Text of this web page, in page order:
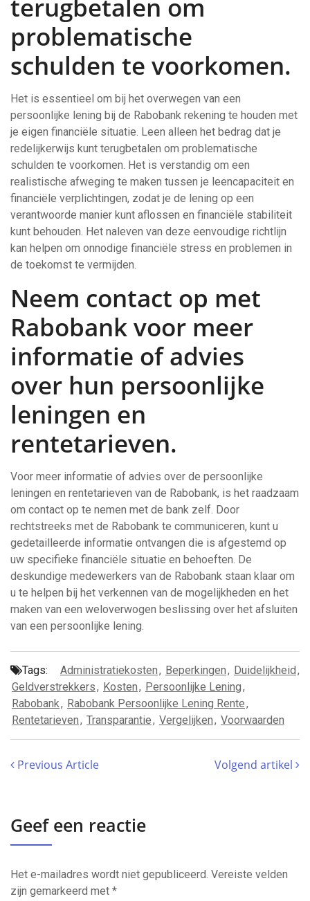
terugbetalen om
problematische
schulden te voorkomen.
Het is essentieel om bij het overwegen van een
persoonlijke lening bij de Rabobank rekening te houden met
je eigen financiële situatie. Leen alleen het bedrag dat je
redelijkerwijs kunt terugbetalen om problematische
schulden te voorkomen. Het is verstandig om een
realistische afweging te maken tussen je leencapaciteit en
financiële verplichtingen, zodat je de lening op een
verantwoorde manier kunt aflossen en financiële stabiliteit
kunt behouden. Het naleven van deze eenvoudige richtlijn
kan helpen om onnodige financiële stress en problemen in
de toekomst te vermijden.
Neem contact op met
Rabobank voor meer
informatie of advies
over hun persoonlijke
leningen en
rentetarieven.
Voor meer informatie of advies over de persoonlijke
leningen en rentetarieven van de Rabobank, is het raadzaam
om contact op te nemen met de bank zelf. Door
rechtstreeks met de Rabobank te communiceren, kunt u
gedetailleerde informatie ontvangen die is afgestemd op
uw specifieke financiële situatie en behoeften. De
deskundige medewerkers van de Rabobank staan klaar om
u te helpen bij het verkennen van de mogelijkheden en het
maken van een weloverwogen beslissing over het afsluiten
van een persoonlijke lening.
Tags: Administratiekosten, Beperkingen, Duidelijkheid,
Geldverstrekkers, Kosten, Persoonlijke Lening,
Rabobank, Rabobank Persoonlijke Lening Rente,
Rentetarieven, Transparantie, Vergelijken, Voorwaarden
Previous Article Volgend artikel
Geef een reactie
Het e-mailadres wordt niet gepubliceerd. Vereiste velden
zijn gemarkeerd met *